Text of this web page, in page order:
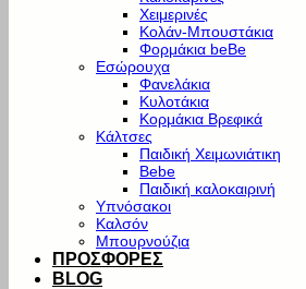
Χειμερινές
Κολάν-Μπουστάκια
Φορμάκια beBe
Εσώρουχα
Φανελάκια
Κυλοτάκια
Κορμάκια Βρεφικά
Κάλτσες
Παιδική Χειμωνιάτικη
Bebe
Παιδική καλοκαιρινή
Υπνόσακοι
Καλσόν
Μπουρνούζια
ΠΡΟΣΦΟΡΕΣ
BLOG